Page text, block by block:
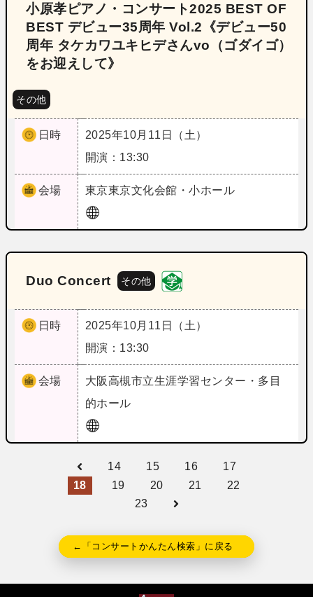
小原孝ピアノ・コンサート2025 BEST OF
BEST デビュー35周年 Vol.2《デビュー50
周年 タケカワユキヒデさんvo（ゴダイゴ）
をお迎えして》
その他
日時
2025年10月11日（土）
開演：13:30
会場 東京東京文化会館・小ホール
Duo Concert その他
日時
2025年10月11日（土）
開演：13:30
会場 大阪高槻市立生涯学習センター・多目
的ホール
14 15 16
17
18
19 20 21
22
23
←「コンサートかんたん検索」に戻る